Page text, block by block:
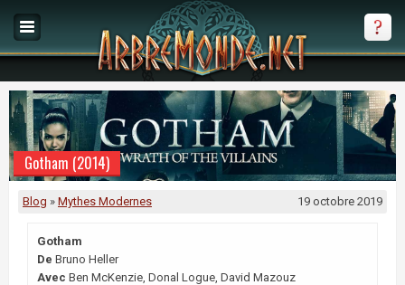
Gotham (2014)
Blog » Mythes Modernes 19 octobre 2019
Gotham
De Bruno Heller
Avec Ben McKenzie, Donal Logue, David Mazouz